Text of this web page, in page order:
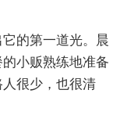
的第一道光。晨
小贩熟练地准备
很少，也很清